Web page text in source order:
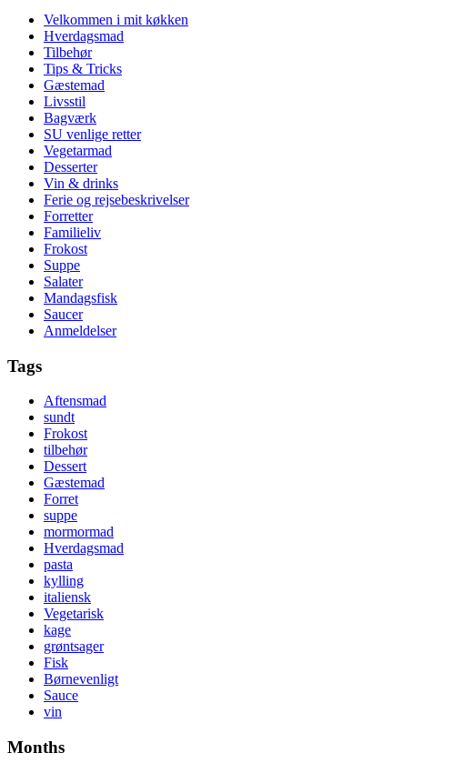
Velkommen i mit køkken
Hverdagsmad
Tilbehør
Tips & Tricks
Gæstemad
Livsstil
Bagværk
SU venlige retter
Vegetarmad
Desserter
Vin & drinks
Ferie og rejsebeskrivelser
Forretter
Familieliv
Frokost
Suppe
Salater
Mandagsfisk
Saucer
Anmeldelser
Tags
Aftensmad
sundt
Frokost
tilbehør
Dessert
Gæstemad
Forret
suppe
mormormad
Hverdagsmad
pasta
kylling
italiensk
Vegetarisk
kage
grøntsager
Fisk
Børnevenligt
Sauce
vin
Months